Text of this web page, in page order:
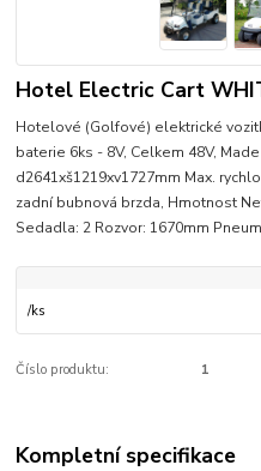
Hotel Electric Cart
Hotelové (Golfové) elektrické
baterie 6ks - 8V, Celkem 48V,
d2641xš1219xv1727mm Max.
zadní bubnová brzda, Hmotnost
Sedadla: 2 Rozvor: 1670mm
/ks
Číslo produktu: 1
Kompletní specifikace